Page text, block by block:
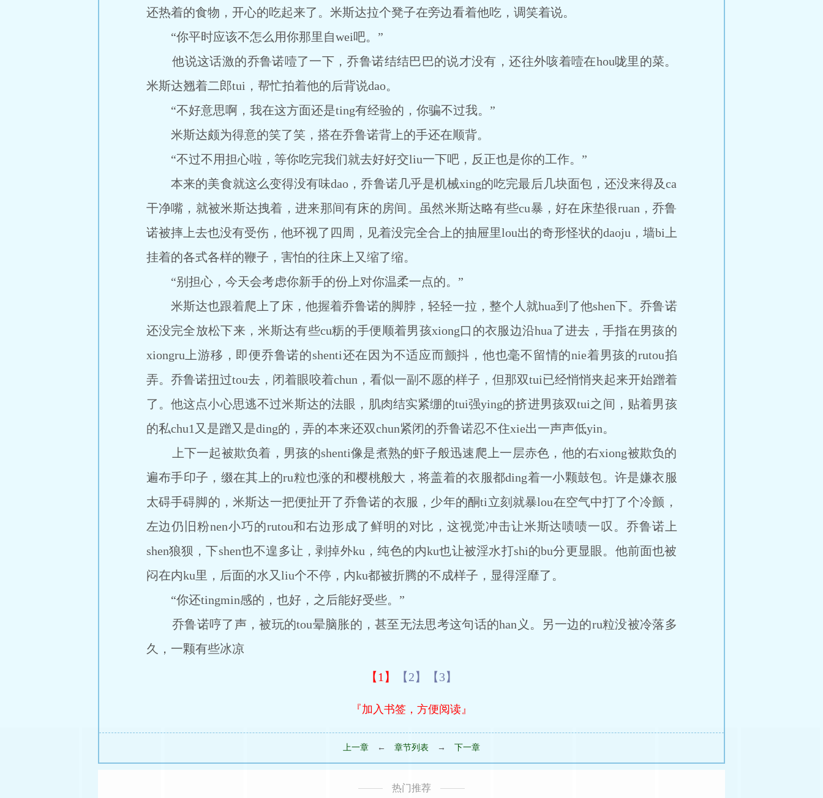
还热着的食物，开心的吃起来了。米斯达拉个凳子在旁边看着他吃，调笑着说。
“你平时应该不怎么用你那里自wei吧。”
他说这话激的乔鲁诺噎了一下，乔鲁诺结结巴巴的说才没有，还往外咳着噎在hou咙里的菜。
米斯达翘着二郎tui，帮忙拍着他的后背说dao。
“不好意思啊，我在这方面还是ting有经验的，你骗不过我。”
米斯达颇为得意的笑了笑，搭在乔鲁诺背上的手还在顺背。
“不过不用担心啦，等你吃完我们就去好好交liu一下吧，反正也是你的工作。”
本来的美食就这么变得没有味dao，乔鲁诺几乎是机械xing的吃完最后几块面包，还没来得及ca
干净嘴，就被米斯达拽着，进来那间有床的房间。虽然米斯达略有些cu暴，好在床垫很ruan，乔鲁
诺被摔上去也没有受伤，他环视了四周，见着没完全合上的抽屉里lou出的奇形怪状的daoju，墙bi上
挂着的各式各样的鞭子，害怕的往床上又缩了缩。
“别担心，今天会考虑你新手的份上对你温柔一点的。”
米斯达也跟着爬上了床，他握着乔鲁诺的脚脖，轻轻一拉，整个人就hua到了他shen下。乔鲁诺
还没完全放松下来，米斯达有些cu粝的手便顺着男孩xiong口的衣服边沿hua了进去，手指在男孩的
xiongru上游移，即便乔鲁诺的shenti还在因为不适应而颤抖，他也毫不留情的nie着男孩的rutou掐
弄。乔鲁诺扭过tou去，闭着眼咬着chun，看似一副不愿的样子，但那双tui已经悄悄夹起来开始蹭着
了。他这点小心思逃不过米斯达的法眼，肌肉结实紧绷的tui强ying的挤进男孩双tui之间，贴着男孩
的私chu1又是蹭又是ding的，弄的本来还双chun紧闭的乔鲁诺忍不住xie出一声声低yin。
上下一起被欺负着，男孩的shenti像是煮熟的虾子般迅速爬上一层赤色，他的右xiong被欺负的
遍布手印子，缀在其上的ru粒也涨的和樱桃般大，将盖着的衣服都ding着一小颗鼓包。许是嫌衣服
太碍手碍脚的，米斯达一把便扯开了乔鲁诺的衣服，少年的酮ti立刻就暴lou在空气中打了个冷颤，
左边仍旧粉nen小巧的rutou和右边形成了鲜明的对比，这视觉冲击让米斯达啧啧一叹。乔鲁诺上
shen狼狈，下shen也不遑多让，剥掉外ku，纯色的内ku也让被淫水打shi的bu分更显眼。他前面也被
闷在内ku里，后面的水又liu个不停，内ku都被折腾的不成样子，显得淫靡了。
“你还tingmin感的，也好，之后能好受些。”
乔鲁诺哼了声，被玩的tou晕脑胀的，甚至无法思考这句话的han义。另一边的ru粒没被冷落多
久，一颗有些冰凉
【1】 【2】 【3】
『加入书签，方便阅读』
上一章 ← 章节列表 → 下一章
热门推荐